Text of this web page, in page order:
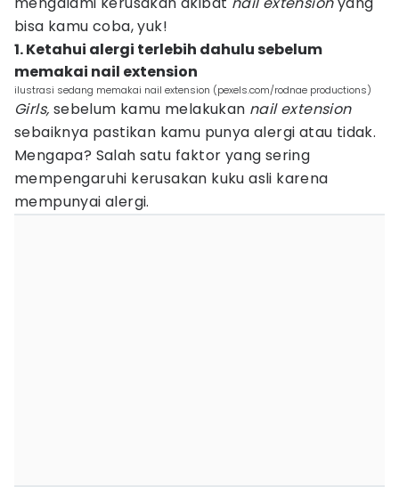
bisa kamu coba, yuk!
1. Ketahui alergi terlebih dahulu sebelum
memakai nail extension
ilustrasi sedang memakai nail extension (pexels.com/rodnae productions)
Girls, sebelum kamu melakukan nail extension
sebaiknya pastikan kamu punya alergi atau tidak.
Mengapa? Salah satu faktor yang sering
mempengaruhi kerusakan kuku asli karena
mempunyai alergi.